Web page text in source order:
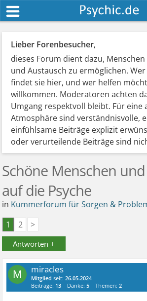
Lieber Forenbesucher,
dieses Forum dient dazu,
und Austausch zu ermöglichen.
findet sie hier, und wer helfen
willkommen. Moderatoren achten
Umgang respektvoll bleibt. Für eine
Atmosphäre sind verständnisvolle,
einfühlsame Beiträge explizit
oder verurteilende Beiträge sind
Schöne Menschen
auf die Psyche
in Kummerforum für Sorgen &
1
2 >
Antworten +
M miracles
Mitglied seit:26.05.2024
Beiträge: 13 Danke:5 Themen:2